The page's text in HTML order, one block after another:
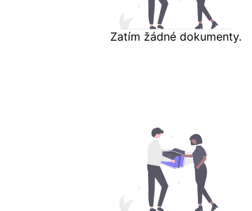
Zatím žádné dokumenty.